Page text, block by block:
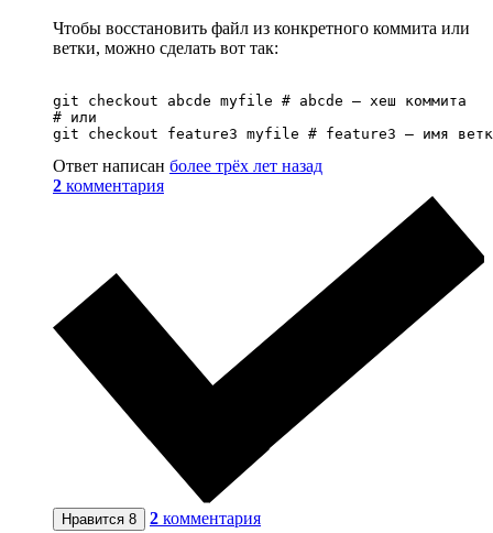
Чтобы восстановить файл из конкретного коммита или
ветки, можно сделать вот так:
git checkout abcde myfile # abcde — хеш коммита
# или
git checkout feature3 myfile # feature3 — имя
Ответ написан более трёх лет назад
2 комментария
Нравится 8 2 комментария